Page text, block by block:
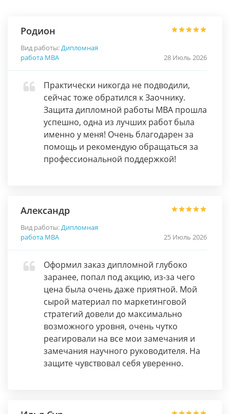
Родион
Вид работы:Дипломная
работа МВА
28 Июль 2026
Практически никогда не подводили,
сейчас тоже обратился к Заочнику.
Защита дипломной работы МВА прошла
успешно, одна из лучших работ была
именно у меня! Очень благодарен за
помощь и рекомендую обращаться за
профессиональной поддержкой!
Александр
Вид работы:Дипломная
работа МВА
25 Июль 2026
Оформил заказ дипломной глубоко
заранее, попал под акцию, из-за чего
цена была очень даже приятной. Мой
сырой материал по маркетинговой
стратегий довели до максимально
возможного уровня, очень чутко
реагировали на все мои замечания и
замечания научного руководителя. На
защите чувствовал себя уверенно.